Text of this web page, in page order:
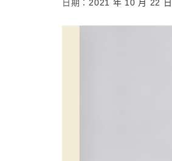
日期： 2021 年 10 月 22 日